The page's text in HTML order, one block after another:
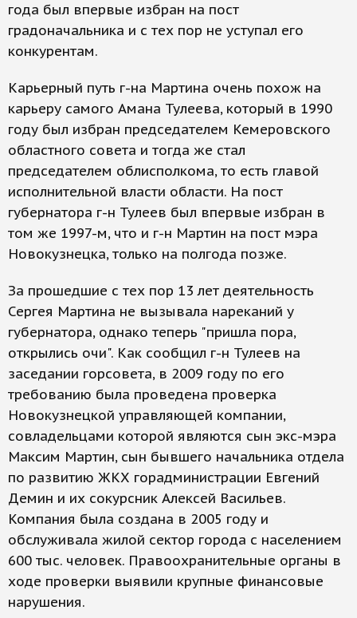
года был впервые избран на пост
градоначальника и с тех пор не уступал его
конкурентам.
Карьерный путь г-на Мартина очень похож на
карьеру самого Амана Тулеева, который в 1990
году был избран председателем Кемеровского
областного совета и тогда же стал
председателем облисполкома, то есть главой
исполнительной власти области. На пост
губернатора г-н Тулеев был впервые избран в
том же 1997-м, что и г-н Мартин на пост мэра
Новокузнецка, только на полгода позже.
За прошедшие с тех пор 13 лет деятельность
Сергея Мартина не вызывала нареканий у
губернатора, однако теперь "пришла пора,
открылись очи". Как сообщил г-н Тулеев на
заседании горсовета, в 2009 году по его
требованию была проведена проверка
Новокузнецкой управляющей компании,
совладельцами которой являются сын экс-мэра
Максим Мартин, сын бывшего начальника отдела
по развитию ЖКХ горадминистрации Евгений
Демин и их сокурсник Алексей Васильев.
Компания была создана в 2005 году и
обслуживала жилой сектор города с населением
600 тыс. человек. Правоохранительные органы в
ходе проверки выявили крупные финансовые
нарушения.